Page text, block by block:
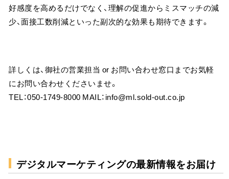
好感度を高めるだけでなく、理解の促進からミスマッチの減
少、面接工数削減といった副次的な効果も期待できます。
詳しくは、御社の営業担当 or お問い合わせ窓口までお気軽
にお問い合わせくださいませ。
TEL：050-1749-8000 MAIL：info@ml.sold-out.co.jp
デジタルマーケティングの最新情報をお届け